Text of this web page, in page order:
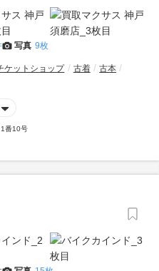
写真 9枚
ケットショップ 古着
古本
番10号